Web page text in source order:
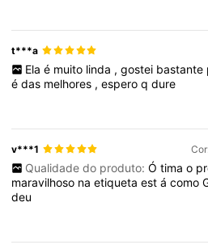
t***a
Ela é muito linda , gostei bastante
édas melhores ,esperoqdure
v***1
Qualidade do produto: Ó tima o
maravilhoso naetiquetaestácomo
deu